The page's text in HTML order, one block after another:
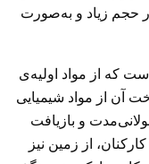
حجم زیاد و به‌صورت
که از مواد اولیه‌ی
آن از مواد شیمیایی
و بازیافت
از زمین نیز